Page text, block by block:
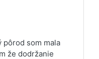
pôrod som mala
že dodržanie